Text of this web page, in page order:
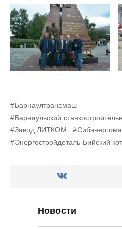
Барнаултрансмаш
Барнаульский
Завод ЛИТКОМ
Энергостройдеталь-Бийский
Новости